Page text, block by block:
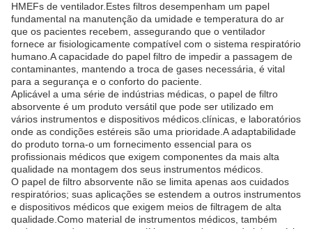
HMEFs de ventilador.Estes filtros desempenham um papel
fundamental na manutenção da umidade e temperatura do ar
que os pacientes recebem, assegurando que o ventilador
fornece ar fisiologicamente compatível com o sistema respiratório
humano.A capacidade do papel filtro de impedir a passagem de
contaminantes, mantendo a troca de gases necessária, é vital
para a segurança e o conforto do paciente.
Aplicável a uma série de indústrias médicas, o papel de filtro
absorvente é um produto versátil que pode ser utilizado em
vários instrumentos e dispositivos médicos.clínicas, e laboratórios
onde as condições estéreis são uma prioridade.A adaptabilidade
do produto torna-o um fornecimento essencial para os
profissionais médicos que exigem componentes da mais alta
qualidade na montagem dos seus instrumentos médicos.
O papel de filtro absorvente não se limita apenas aos cuidados
respiratórios; suas aplicações se estendem a outros instrumentos
e dispositivos médicos que exigem meios de filtragem de alta
qualidade.Como material de instrumentos médicos, também